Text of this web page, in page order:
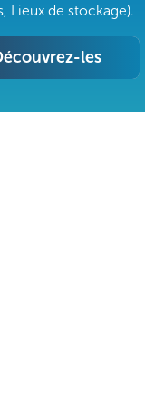
Lieux de stockage).
les